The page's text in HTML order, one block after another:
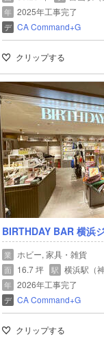
年 2025年工事完了
デ CA Command+G
クリップする
BIRTHDAY BAR 横浜
業 ホビー, 家具・雑貨
面 16.7 坪 駅 横浜駅（
年 2026年工事完了
デ CA Command+G
クリップする